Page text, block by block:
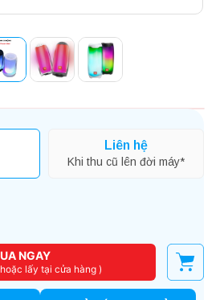
Liên hệ
Khi thu cũ lên đời máy*
NGAY
lấy tại cửa hàng )